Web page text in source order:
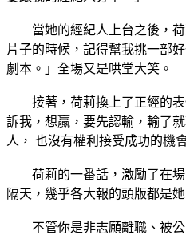
當她的經紀人上台之後，荷
片子的時候，記得幫我挑一部
劇本。」全場又是哄堂大笑。
接著，荷莉換上了正經的表
訴我，想贏，要先認輸，輸了
人， 也沒有權利接受成功的機
荷莉的一番話，激勵了在場
隔天，幾乎各大報的頭版都是
不管你是非志願離職、被公